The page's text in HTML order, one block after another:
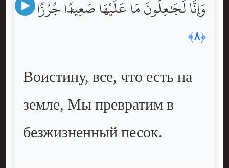
وَإِنَّا لَجَٰعِلُونَ مَا عَلَيْهَا صَعِيدًۭا جُرُزًا
﴿٨﴾
Воистину, все, что есть на
земле, Мы превратим в
безжизненный песок.